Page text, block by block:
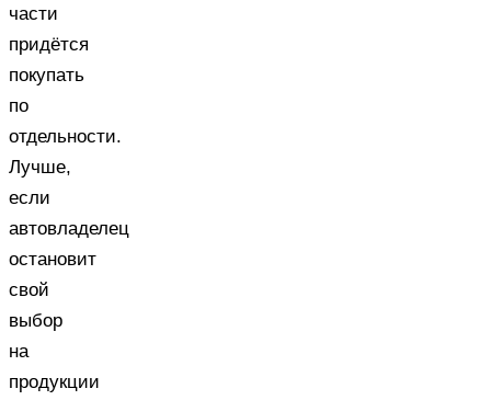
части
придётся
покупать
по
отдельности.
Лучше,
если
автовладелец
остановит
свой
выбор
на
продукции